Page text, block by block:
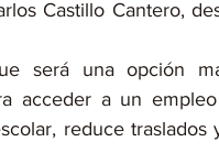
Castillo Cantero,
será una opción
acceder a un
reduce